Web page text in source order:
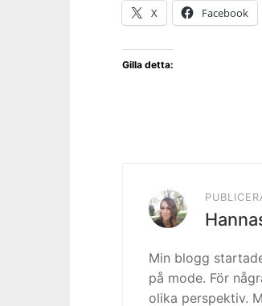
X Facebook
Gilla detta:
Min blogg
på mode. För
olika perspektiv.